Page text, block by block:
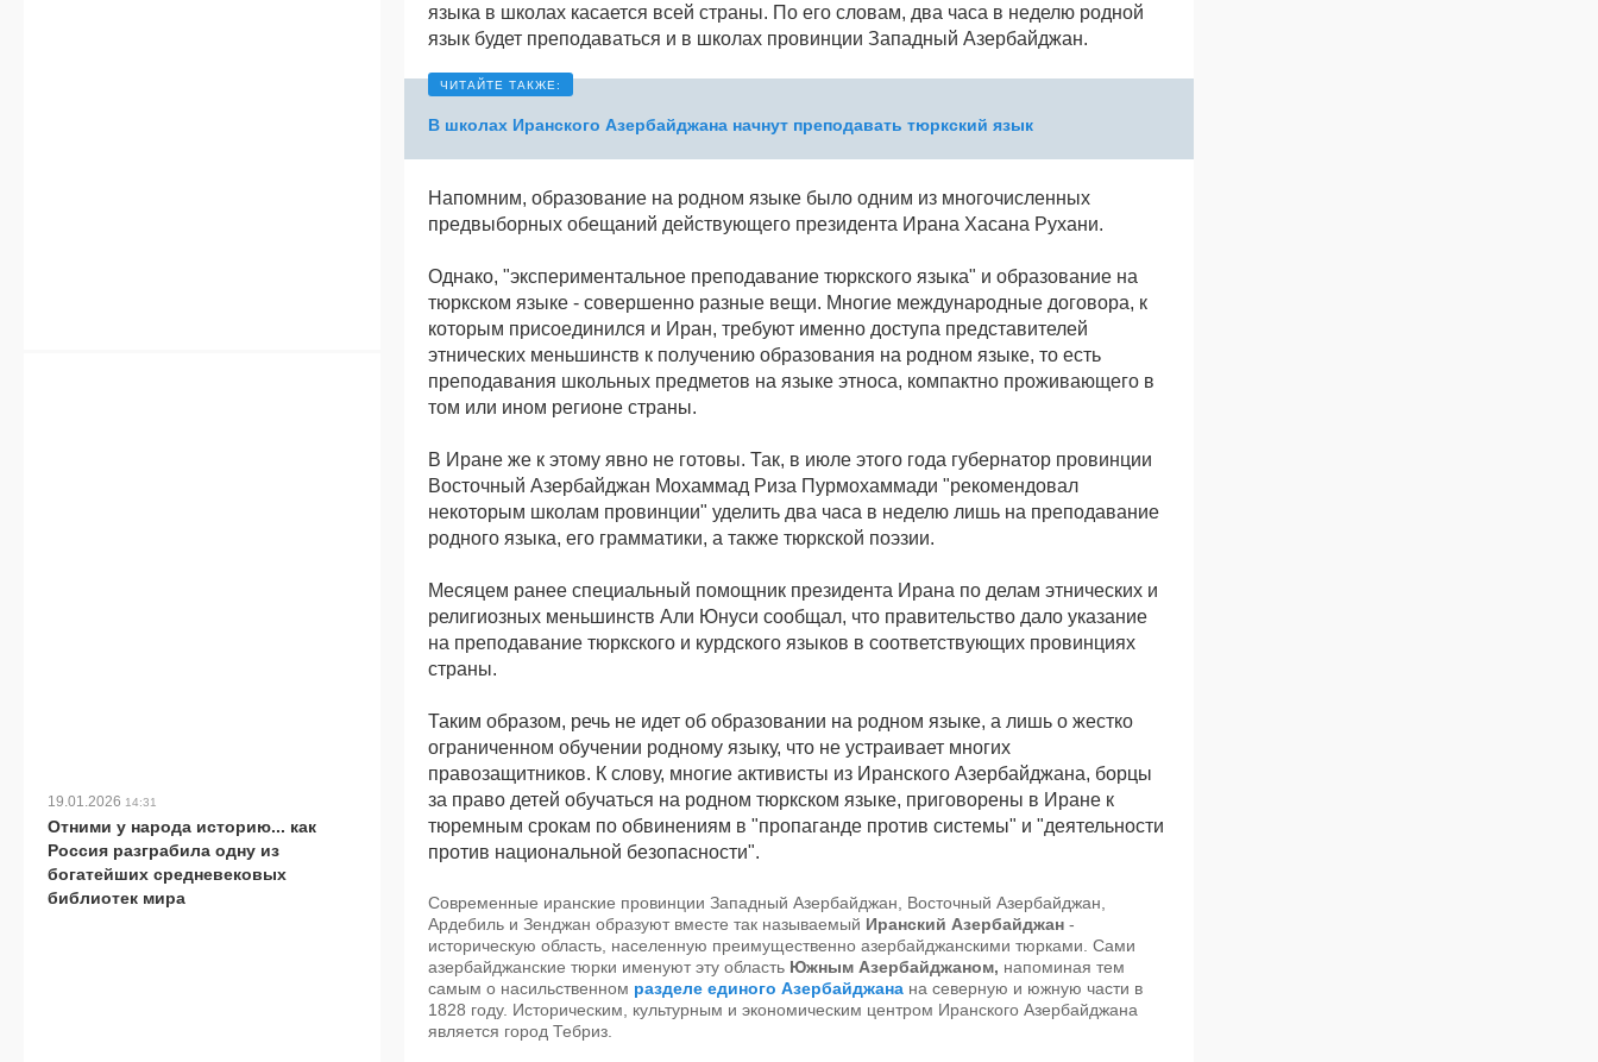
языка в школах касается всей страны. По его словам, два часа в неделю родной
язык будет преподаваться и в школах провинции Западный Азербайджан.
В школах Иранского Азербайджана начнут преподавать тюркский язык
Напомним, образование на родном языке было одним из многочисленных
предвыборных обещаний действующего президента Ирана Хасана Рухани.
Однако, "экспериментальное преподавание тюркского языка" и образование на
тюркском языке - совершенно разные вещи. Многие международные договора, к
которым присоединился и Иран, требуют именно доступа представителей
этнических меньшинств к получению образования на родном языке, то есть
преподавания школьных предметов на языке этноса, компактно проживающего в
том или ином регионе страны.
В Иране же к этому явно не готовы. Так, в июле этого года губернатор провинции
Восточный Азербайджан Мохаммад Риза Пурмохаммади "рекомендовал
некоторым школам провинции" уделить два часа в неделю лишь на преподавание
родного языка, его грамматики, а также тюркской поэзии.
Месяцем ранее специальный помощник президента Ирана по делам этнических и
религиозных меньшинств Али Юнуси сообщал, что правительство дало указание
на преподавание тюркского и курдского языков в соответствующих провинциях
страны.
Таким образом, речь не идет об образовании на родном языке, а лишь о жестко
ограниченном обучении родному языку, что не устраивает многих
правозащитников. К слову, многие активисты из Иранского Азербайджана, борцы
за право детей обучаться на родном тюркском языке, приговорены в Иране к
тюремным срокам по обвинениям в "пропаганде против системы" и "деятельности
против национальной безопасности".
Современные иранские провинции Западный Азербайджан, Восточный Азербайджан,
Ардебиль и Зенджан образуют вместе так называемый Иранский Азербайджан -
историческую область, населенную преимущественно азербайджанскими тюрками. Сами
азербайджанские тюрки именуют эту область Южным Азербайджаном, напоминая тем
самым о насильственном разделе единого Азербайджана на северную и южную части в
1828 году. Историческим, культурным и экономическим центром Иранского Азербайджана
является город Тебриз.
19.01.2026 14:31
Отними у народа историю... как
Россия разграбила одну из
богатейших средневековых
библиотек мира